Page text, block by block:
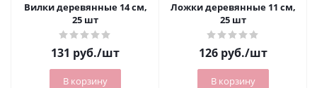
Вилки деревянные 14 см,
25 шт
131 руб./шт
В корзину
Ложки деревянные 11 см,
25 шт
126 руб./шт
В корзину